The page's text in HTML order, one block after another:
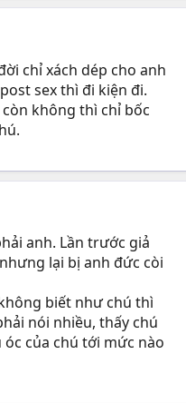
chỉ xách dép cho anh
sex thì đi kiện đi.
không thì chỉ bốc
anh. Lần trước giả
lại bị anh đức còi
biết như chú thì
nói nhiều, thấy chú
của chú tới mức nào